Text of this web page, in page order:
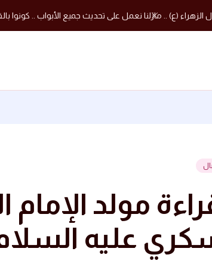
(ع) .. مازلنا نعمل على تحديث جميع الأبواب .. كونوا
مولد
عليه